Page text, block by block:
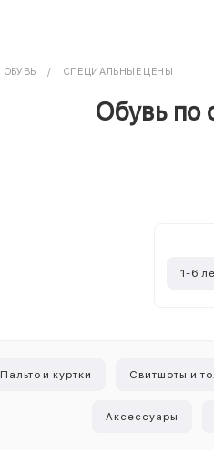
ОБУВЬ СПЕЦИАЛЬНЫЕ ЦЕНЫ
Обувь по
1-6
Пальто и куртки Свитшоты и
Аксессуары